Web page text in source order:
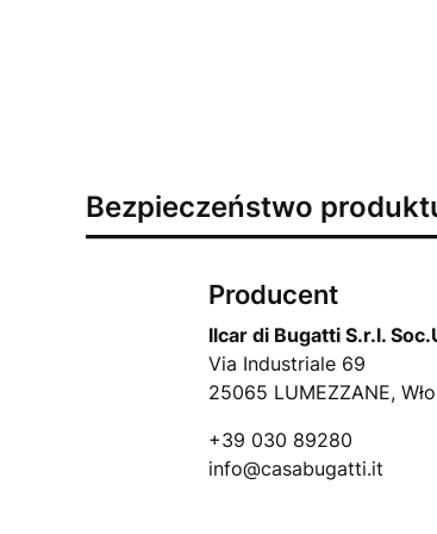
Bezpieczeństwo
Producent
Ilcar di Bugatti S.r.l.
Via Industriale 69
25065 LUMEZZANE,
+39 030 89280
info@casabugatti.it